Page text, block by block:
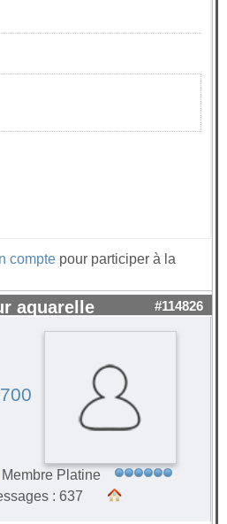
compte pour participer à la
aquarelle #114826
Membre Platine
: 637